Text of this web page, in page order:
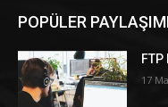
POPÜLER
FTP
17